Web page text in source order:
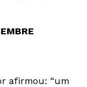
afirmou: “um